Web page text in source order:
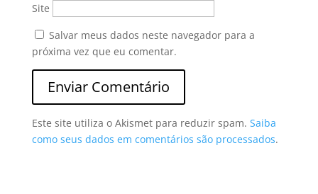
Site
Salvar meus dados neste navegador para a
próxima vez que eu comentar.
Este site utiliza o Akismet para reduzir spam. Saiba
como seus dados em comentários são processados.